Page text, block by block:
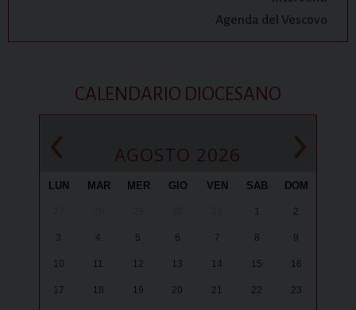
Agenda del Vescovo
CALENDARIO DIOCESANO
‹ AGOSTO 2026 ›
LUN MAR MER GIO VEN SAB DOM
1 2
3 4 5 6 7 8 9
10 11 12 13 14 15 16
17 18 19 20 21 22 23